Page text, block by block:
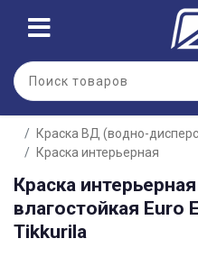
Краска ВД (водно-
Краска интерьерная
Краска
влагостойкая Euro
Tikkurila
Для клиентов всех банков
Разбейте
оплатуна
без переплат